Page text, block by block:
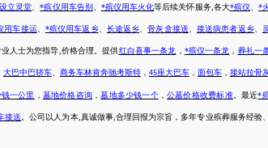
设立灵堂 、*殡仪用车告别 *殡仪用车火化等后续关怀服务,各大*殡仪 、*
用车接运、 *殡仪用车返乡、 长途返乡 、骨灰盒接送 、接送病患者返乡、
人士为您指导 ,价格合理。提供红白喜事一条龙 ， *殡仪一条龙 ， 葬礼一
大巴中巴轿车 商务车林肯奔驰考斯特 ， 45座大巴车 ， 面包车 ， 接站拉骨
一公里 ， 墓地价格咨询 ，墓地多少钱一个，公墓价格收费标准。最近*
接送 。公司以人为本,真诚做事,合理回报为宗旨，多年专业殡葬服务经验